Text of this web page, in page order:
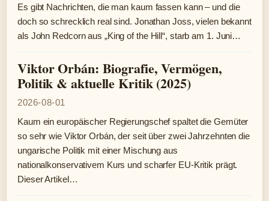
Es gibt Nachrichten, die man kaum fassen kann – und die
doch so schrecklich real sind. Jonathan Joss, vielen bekannt
als John Redcorn aus „King of the Hill“, starb am 1. Juni…
Viktor Orbán: Biografie, Vermögen,
Politik & aktuelle Kritik (2025)
2026-08-01
Kaum ein europäischer Regierungschef spaltet die Gemüter
so sehr wie Viktor Orbán, der seit über zwei Jahrzehnten die
ungarische Politik mit einer Mischung aus
nationalkonservativem Kurs und scharfer EU-Kritik prägt.
Dieser Artikel…